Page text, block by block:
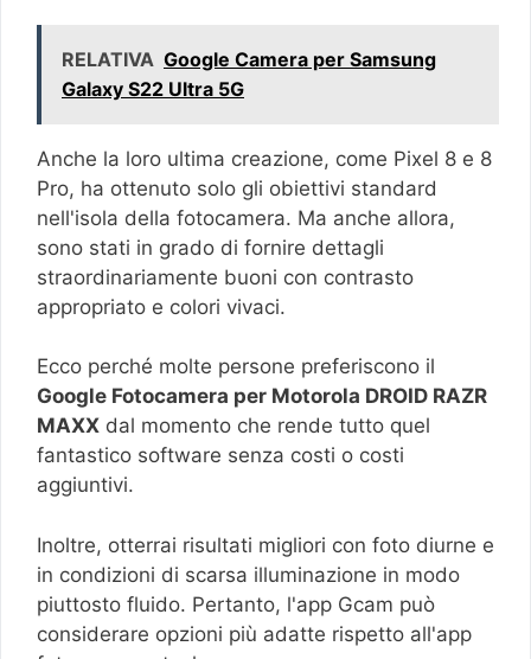
RELATIVA Google Camera per Samsung
Galaxy S22 Ultra 5G
Anche la loro ultima creazione, come Pixel 8 e 8
Pro, ha ottenuto solo gli obiettivi standard
nell'isola della fotocamera. Ma anche allora,
sono stati in grado di fornire dettagli
straordinariamente buoni con contrasto
appropriato e colori vivaci.
Ecco perché molte persone preferiscono il
Google Fotocamera per Motorola DROID RAZR
MAXX dal momento che rende tutto quel
fantastico software senza costi o costi
aggiuntivi.
Inoltre, otterrai risultati migliori con foto diurne e
in condizioni di scarsa illuminazione in modo
piuttosto fluido. Pertanto, l'app Gcam può
considerare opzioni più adatte rispetto all'app